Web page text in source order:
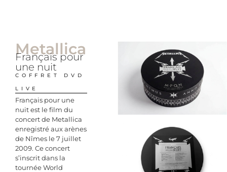
Metallica
Français pour
une nuit
COFFRET DVD
LIVE
Français pour une
nuit est le film du
concert de Metallica
enregistré aux arènes
de Nîmes le 7 juillet
2009. Ce concert
s’inscrit dans la
tournée World